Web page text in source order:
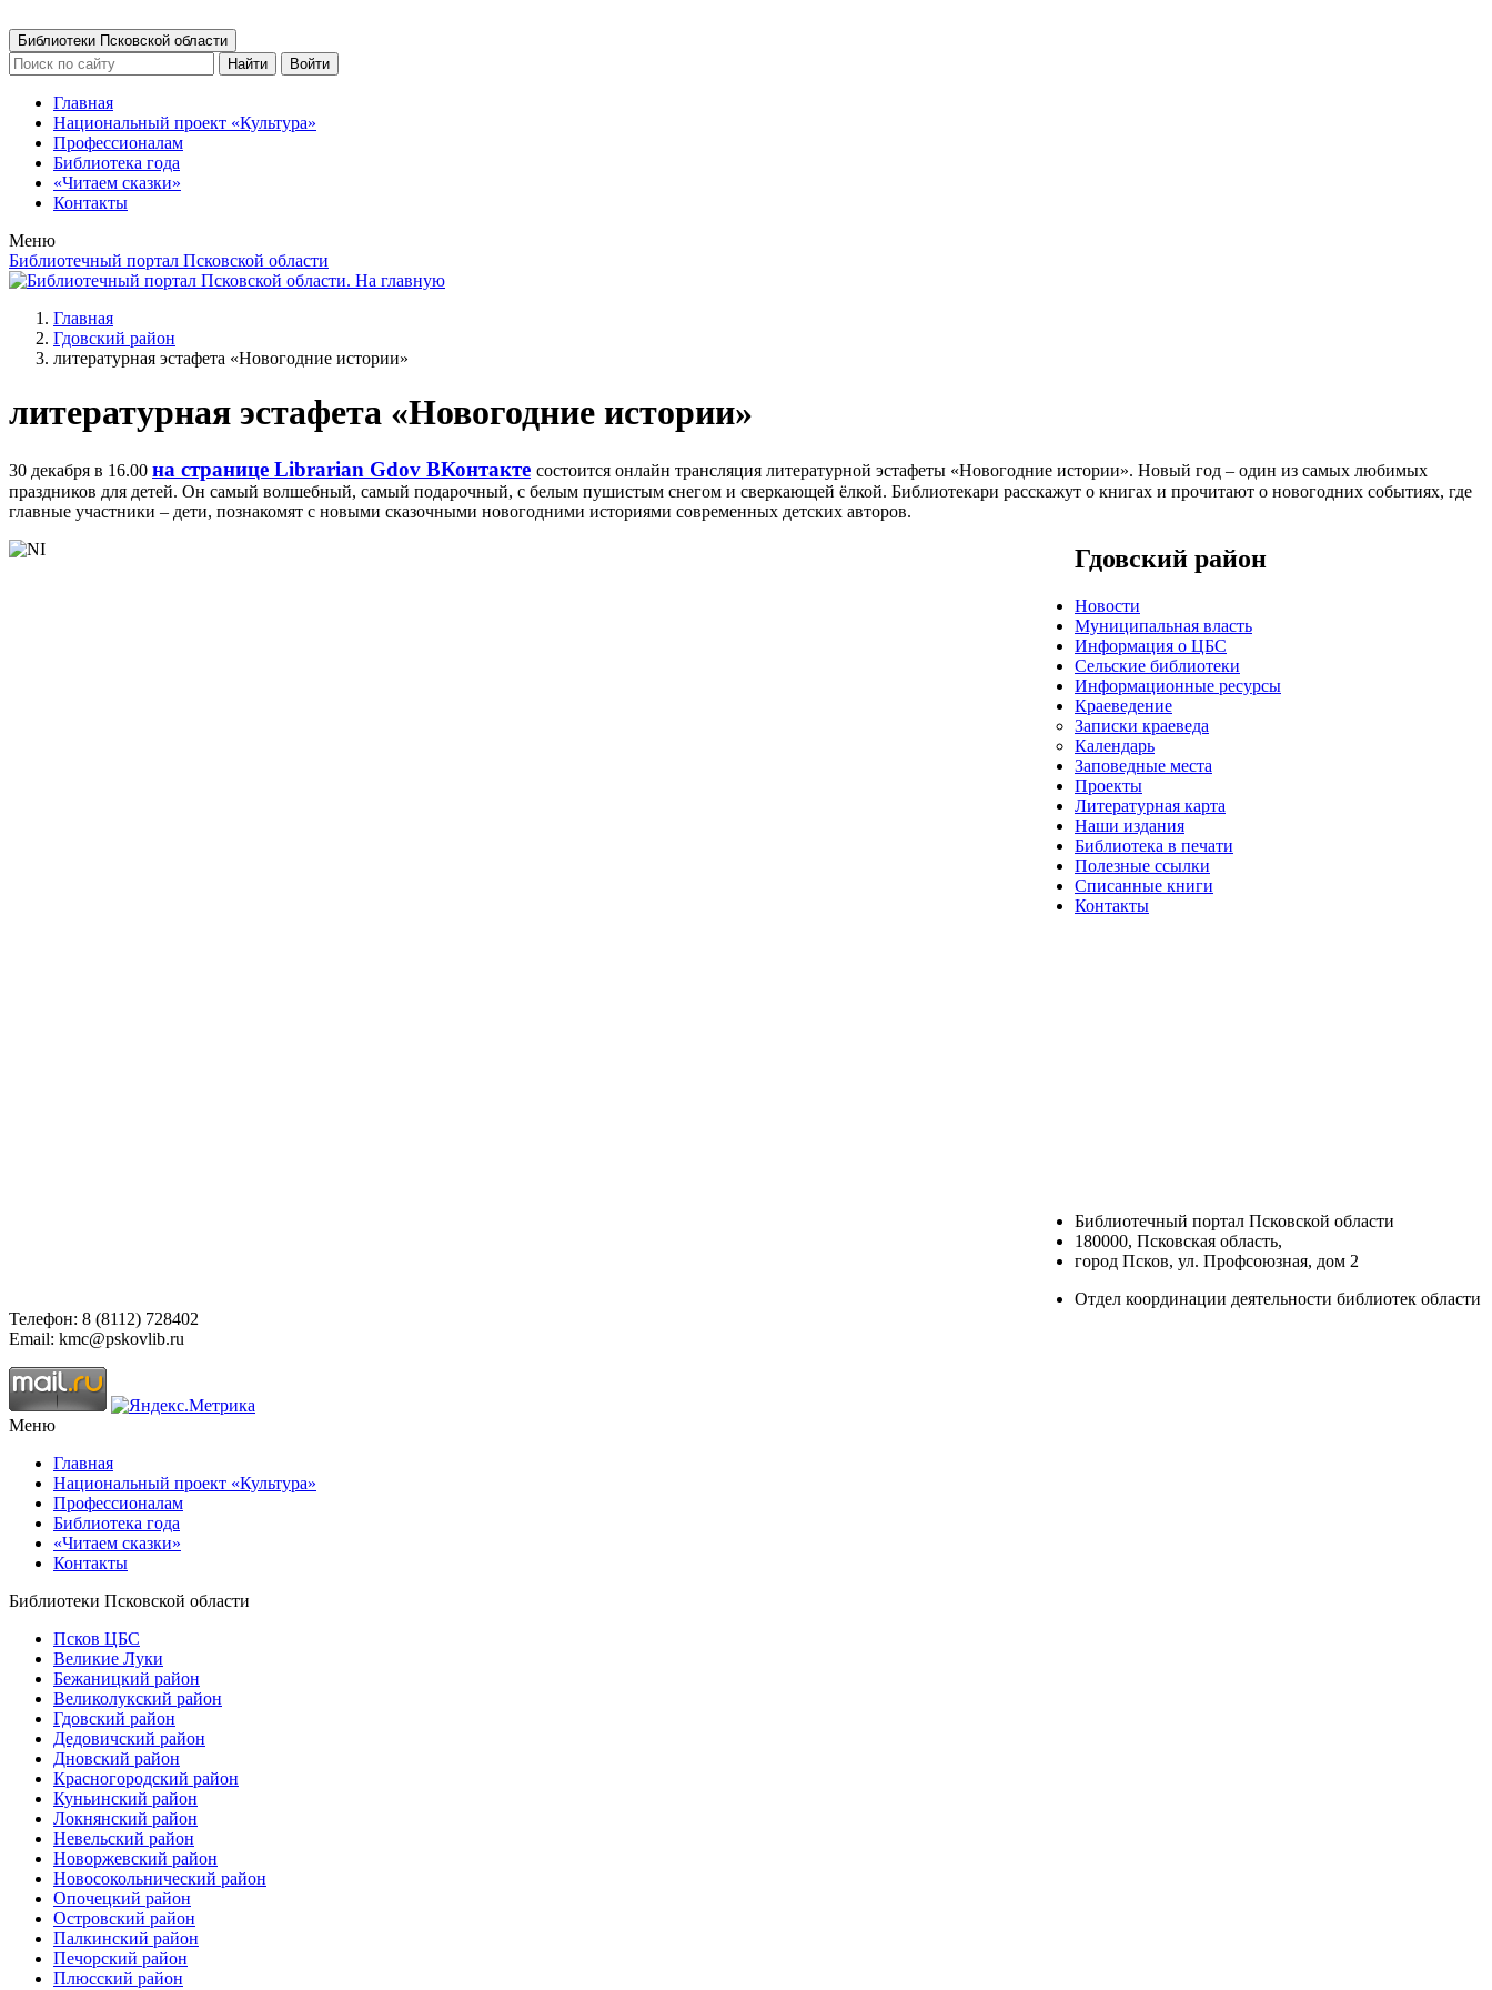
Библиотеки Псковской области
Найти
Войти
Главная
Национальный проект «Культура»
Профессионалам
Библиотека года
«Читаем сказки»
Контакты
Меню
Библиотечный портал Псковской области
Главная
Гдовский район
литературная эстафета «Новогодние истории»
литературная эстафета «Новогодние истории»
30 декабря в 16.00 на странице Librarian Gdov ВКонтакте состоится онлайн трансляция литературной эстафеты «Новогодние истории». Новый год – один из самых любимых
праздников для детей. Он самый волшебный, самый подарочный, с белым пушистым снегом и сверкающей ёлкой. Библиотекари расскажут о книгах и прочитают о новогодних событиях, где
главные участники – дети, познакомят с новыми сказочными новогодними историями современных детских авторов.
Гдовский район
Новости
Муниципальная власть
Информация о ЦБС
Сельские библиотеки
Информационные ресурсы
Краеведение
Записки краеведа
Календарь
Заповедные места
Проекты
Литературная карта
Наши издания
Библиотека в печати
Полезные ссылки
Списанные книги
Контакты
Библиотечный портал Псковской области
180000, Псковская область,
город Псков, ул. Профсоюзная, дом 2
Отдел координации деятельности библиотек области
Телефон: 8 (8112) 728402
Email: kmc@pskovlib.ru
Меню
Главная
Национальный проект «Культура»
Профессионалам
Библиотека года
«Читаем сказки»
Контакты
Библиотеки Псковской области
Псков ЦБС
Великие Луки
Бежаницкий район
Великолукский район
Гдовский район
Дедовичский район
Дновский район
Красногородский район
Куньинский район
Локнянский район
Невельский район
Новоржевский район
Новосокольнический район
Опочецкий район
Островский район
Палкинский район
Печорский район
Плюсский район